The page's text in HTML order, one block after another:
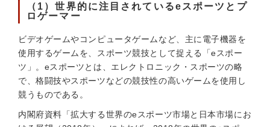
（1）世界的に注目されているeスポーツとプ
ロゲーマー
ビデオゲームやコンピュータゲームなど、主に電子機器を
使用するゲームを、スポーツ競技として捉える「eスポー
ツ」。eスポーツとは、エレクトロニック・スポーツの略
で、格闘技やスポーツなどの競技性の高いゲームを使用し
競うものである。
内閣府資料「拡大する世界のeスポーツ市場と日本市場にお